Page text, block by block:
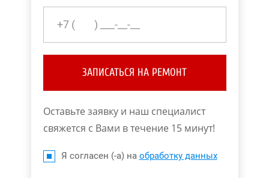
ЗАПИСАТЬСЯ НА РЕМОНТ
Оставьте заявку и наш специалист
свяжется с Вами в течение 15 минут!
Я согласен (-а) на обработку данных